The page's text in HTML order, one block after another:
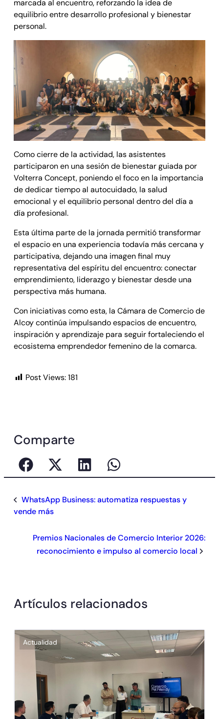
marcada al encuentro, reforzando la idea de
equilibrio entre desarrollo profesional y bienestar
personal.
Como cierre de la actividad, las asistentes
participaron en una sesión de bienestar guiada por
Volterra Concept, poniendo el foco en la importancia
de dedicar tiempo al autocuidado, la salud
emocional y el equilibrio personal dentro del día a
día profesional.
Esta última parte de la jornada permitió transformar
el espacio en una experiencia todavía más cercana y
participativa, dejando una imagen final muy
representativa del espíritu del encuentro: conectar
emprendimiento, liderazgo y bienestar desde una
perspectiva más humana.
Con iniciativas como esta, la Cámara de Comercio de
Alcoy continúa impulsando espacios de encuentro,
inspiración y aprendizaje para seguir fortaleciendo el
ecosistema emprendedor femenino de la comarca.
Post Views:181
Comparte
WhatsApp Business: automatiza respuestas y
vende más
Premios Nacionales de Comercio Interior 2026:
reconocimiento e impulso al comercio local
Artículos relacionados
Actualidad